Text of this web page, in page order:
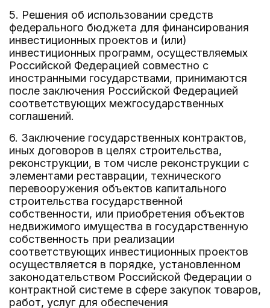
5. Решения об использовании средств
федерального бюджета для финансирования
инвестиционных проектов и (или)
инвестиционных программ, осуществляемых
Российской Федерацией совместно с
иностранными государствами, принимаются
после заключения Российской Федерацией
соответствующих межгосударственных
соглашений.
6. Заключение государственных контрактов,
иных договоров в целях строительства,
реконструкции, в том числе реконструкции с
элементами реставрации, технического
перевооружения объектов капитального
строительства государственной
собственности, или приобретения объектов
недвижимого имущества в государственную
собственность при реализации
соответствующих инвестиционных проектов
осуществляется в порядке, установленном
законодательством Российской Федерации о
контрактной системе в сфере закупок товаров,
работ, услуг для обеспечения